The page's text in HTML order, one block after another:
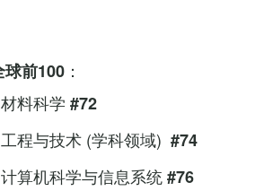
球前100 ：
材料科学 #72
工程与技术 (学科领域) #74
计算机科学与信息系统#76